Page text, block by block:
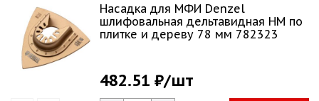
Насадка для МФИ Denzel
шлифовальная дельтавидная HM по
плитке и дереву 78 мм 782323
482.51 ₽/шт